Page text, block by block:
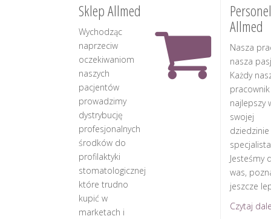
Sklep Allmed
Wychodząc
naprzeciw
oczekiwaniom
naszych
pacjentów
prowadzimy
dystrybucję
profesjonalnych
środków do
profilaktyki
stomatologicznej
które trudno
kupić w
marketach i
Personel
Allmed
Nasza
nasza
Każdy
najlepszy
swojej
dziedzinie
Jesteśmy
was,
jeszcze
Czytaj